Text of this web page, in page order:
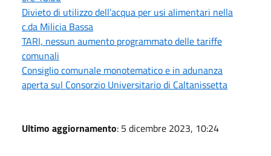
Divieto di utilizzo dell’acqua per usi alimentari nella
c.da Milicia Bassa
TARI, nessun aumento programmato delle tariffe
comunali
Consiglio comunale monotematico e in adunanza
aperta sul Consorzio Universitario di Caltanissetta
Ultimo aggiornamento: 5 dicembre 2023, 10:24